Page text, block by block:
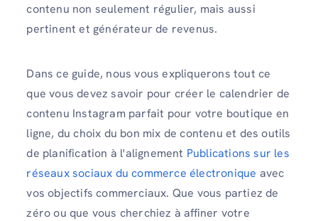
contenu non seulement régulier, mais aussi
pertinent et générateur de revenus.
Dans ce guide, nous vous expliquerons tout ce
que vous devez savoir pour créer le calendrier de
contenu Instagram parfait pour votre boutique en
ligne, du choix du bon mix de contenu et des outils
de planification à l'alignement Publications sur les
réseaux sociaux du commerce électronique avec
vos objectifs commerciaux. Que vous partiez de
zéro ou que vous cherchiez à affiner votre